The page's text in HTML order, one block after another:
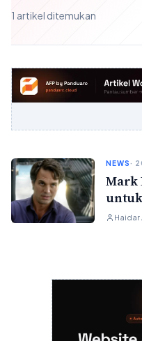
1 artikel ditemukan
NEWS·
Mark
IsuHaidar